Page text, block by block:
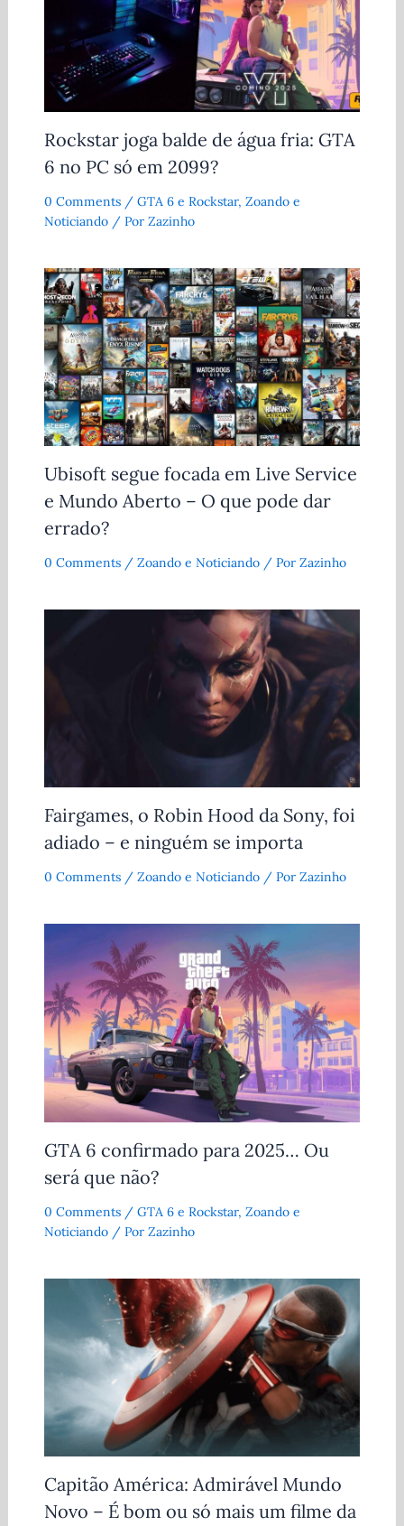
Rockstar joga balde de água fria: GTA
6 no PC só em 2099?
0 Comments / GTA 6 e Rockstar, Zoando e
Noticiando/ Por Zazinho
Ubisoft segue focada em Live Service
e Mundo Aberto – O que pode dar
errado?
0 Comments / Zoando e Noticiando/ Por Zazinho
Fairgames, o Robin Hood da Sony, foi
adiado – e ninguém se importa
0 Comments / Zoando e Noticiando/ Por Zazinho
GTA 6 confirmado para 2025… Ou
será que não?
0 Comments / GTA 6 e Rockstar, Zoando e
Noticiando/ Por Zazinho
Capitão América: Admirável Mundo
Novo – É bom ou só mais um filme da